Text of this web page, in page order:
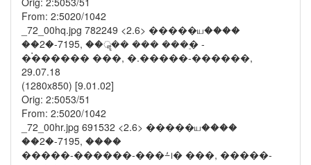
From: 2:5020/1042
_72_00hq.jpg 782249 <2.6> �����ய����
��2�-7195, ��ॣ�� ��� ���࣮� -
�࠭������ ���, �.�����-������,
29.07.18
(1280x850) [9.01.02]
Orig: 2:5053/51
From: 2:5020/1042
_72_00hr.jpg 691532 <2.6> �����ய����
��2�-7195, ����
�����-������-���⨩᪨� ���, �����-